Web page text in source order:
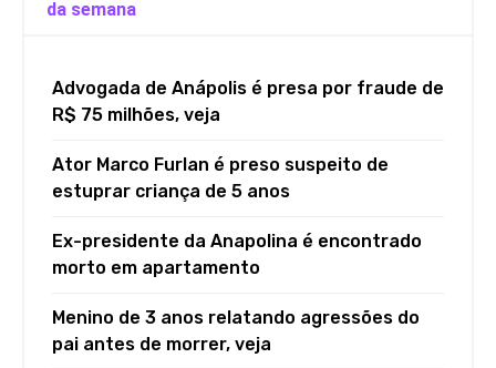
da semana
Advogada de Anápolis é presa por fraude de
R$ 75 milhões, veja
Ator Marco Furlan é preso suspeito de
estuprar criança de 5 anos
Ex-presidente da Anapolina é encontrado
morto em apartamento
Menino de 3 anos relatando agressões do
pai antes de morrer, veja